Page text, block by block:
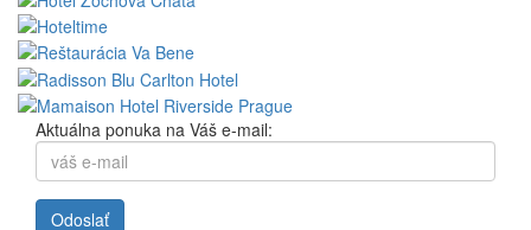
Aktuálna ponuka na Váš e-mail: